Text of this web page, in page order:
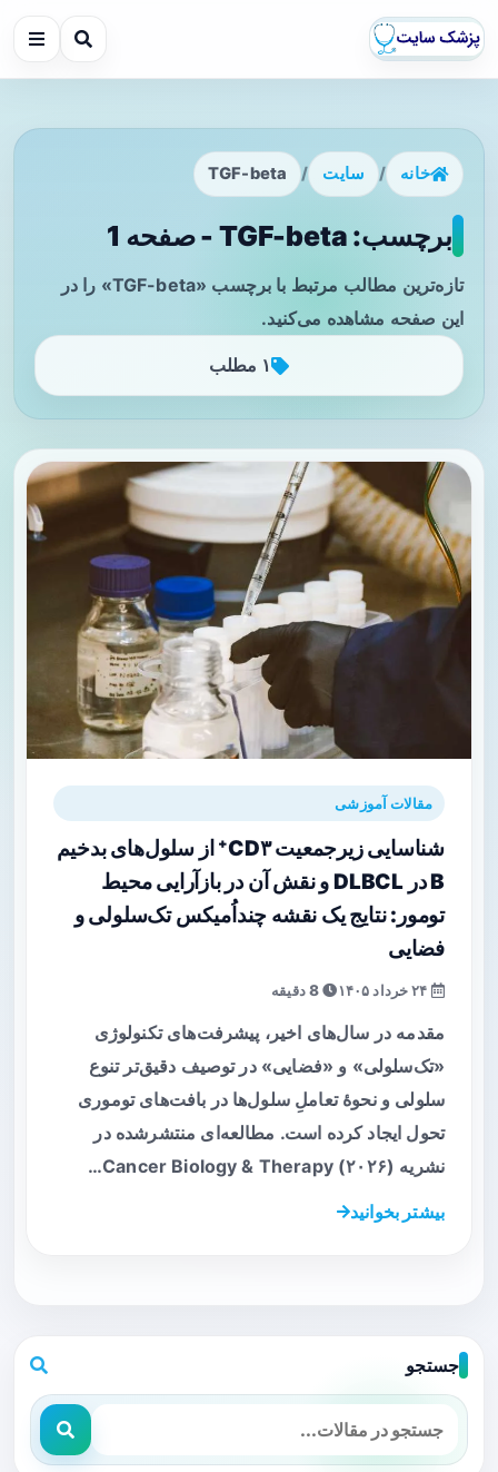
خانه / سایت /
TGF-beta
برچسب: TGF-beta - صفحه 1
تازه‌ترین مطالب مرتبط با برچسب «TGF-beta» را در
این صفحه مشاهده می‌کنید.
۱ مطلب
مقالات آموزشی
شناسایی زیرجمعیت CD۳⁺ از سلول‌های بدخیم
B در DLBCL و نقش آن در بازآرایی محیط
تومور: نتایج یک نقشه چنداُمیکس تک‌سلولی و
فضایی
8 دقیقه
مقدمه در سال‌های اخیر، پیشرفت‌های تکنولوژی
«تک‌سلولی» و «فضایی» در توصیف دقیق‌تر تنوع
سلولی و نحوهٔ تعاملِ سلول‌ها در بافت‌های توموری
تحول ایجاد کرده است. مطالعه‌ای منتشرشده در
نشریه Cancer Biology & Therapy (۲۰۲۶)…
بیشتر بخوانید
جستجو